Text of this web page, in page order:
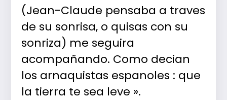
(Jean-Claude pensaba a traves
de su sonrisa, o quisas con su
sonriza) me seguira
acompañando. Como decian
los arnaquistas espanoles : que
la tierra te sea leve ».